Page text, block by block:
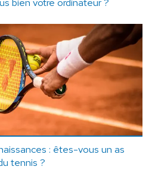
: êtes-vous un as
tennis ?